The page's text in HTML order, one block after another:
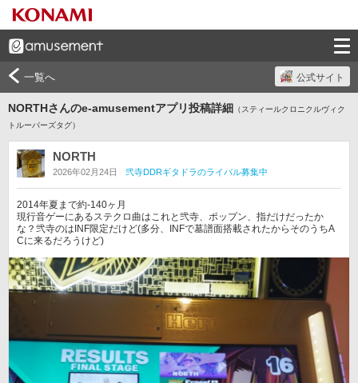
一覧へ 公式サイト
NORTHさんのe-amusementアプリ投稿詳細 （スティールクロニクルヴィク
トルーパーズタグ）
NORTH
2026年02月24日 弐寺DDRギタドラのライバル募集中
2014年夏まで約-140ヶ月
現行音ゲーにあるステクロ曲はこれと弐寺、ポップン、指だけだったか
な？弐寺のはINF限定だけど(多分、INFで墓譜面搭載されたからそのうちA
Cに来るだろうけど)